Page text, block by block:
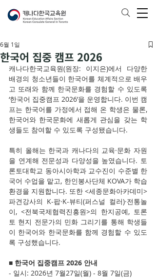
한국어 집중 캠프 2026
6월 1일
캐나다한국교육원(원장: 이지은)에서 다양한
배경의 청소년들이 한국어를 체계적으로 배우
고 또래와 함께 한국문화를 경험할 수 있도록
‘한국어 집중캠프 2026’을 운영합니다. 이번 캠
프는 한국어를 가정에서 접해 온 학생은 물론,
한국어와 한국문화에 새롭게 관심을 갖는 학
생들도 참여할 수 있도록 구성됐습니다.
특히 올해는 한국과 캐나다의 교육·문화 자원
을 연계해 전문성과 다양성을 높였습니다. 토
론토대학교 동아시아학과 교수진이 수준별 한
국어 수업을 맡고, 한인봉사단체 KOVA가 학습
환경을 지원합니다. 또한 <세종문화아카데미>
파견강사의 K-팝·K-뷰티(퍼스널 컬러)·전통놀
이, <전북국제협력진흥원>의 한지공예, 토론
토 현지 전문가의 민화 그리기를 통해 학생들
이 한국어와 한국문화를 함께 경험할 수 있도
록 구성했습니다.
■ 한국어 집중캠프 2026 안내
- 일시: 2026년 7월27일(월) - 8월 7일(금)